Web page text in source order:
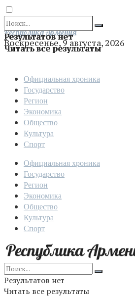
Результатов нет
Читать все результаты
Отправить
Республика Армения
Воскресенье, 9 августа, 2026
Официальная хроника
Государство
Регион
Экономика
Общество
Культура
Спорт
Официальная хроника
Государство
Регион
Экономика
Общество
Культура
Спорт
Результатов нет
Читать все результаты